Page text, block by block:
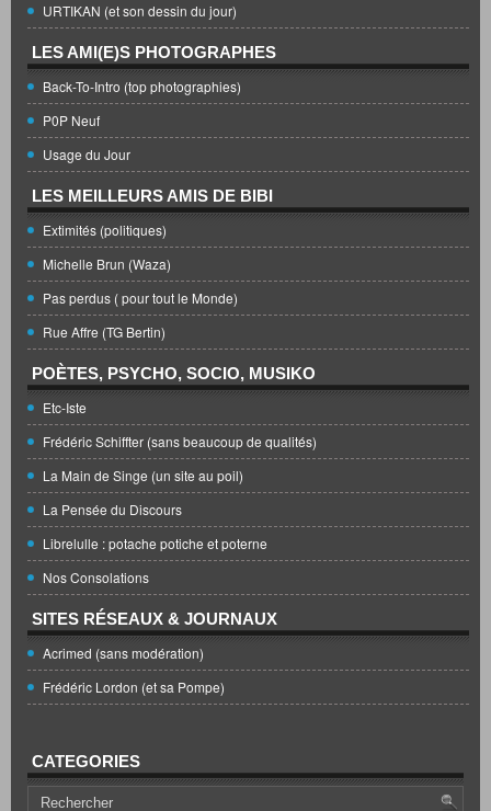
URTIKAN (et son dessin du jour)
LES AMI(E)S PHOTOGRAPHES
Back-To-Intro (top photographies)
P0P Neuf
Usage du Jour
LES MEILLEURS AMIS DE BIBI
Extimités (politiques)
Michelle Brun (Waza)
Pas perdus ( pour tout le Monde)
Rue Affre (TG Bertin)
POÈTES, PSYCHO, SOCIO, MUSIKO
Etc-Iste
Frédéric Schiffter (sans beaucoup de qualités)
La Main de Singe (un site au poil)
La Pensée du Discours
Librelulle : potache potiche et poterne
Nos Consolations
SITES RÉSEAUX & JOURNAUX
Acrimed (sans modération)
Frédéric Lordon (et sa Pompe)
CATEGORIES